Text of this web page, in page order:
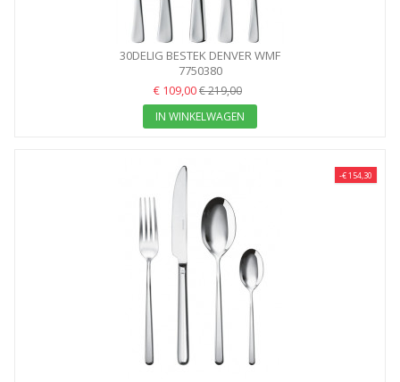
30DELIG BESTEK DENVER WMF
7750380
€ 109,00€ 219,00
IN WINKELWAGEN
-€ 154,30